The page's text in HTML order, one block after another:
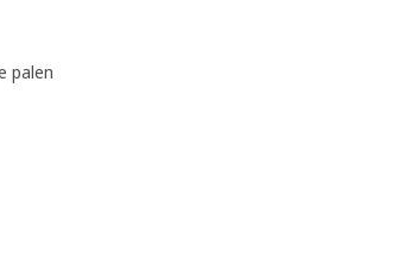
palen